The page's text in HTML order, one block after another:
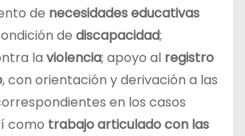
de necesidades educativas
de discapacidad;
la violencia; apoyo al registro
, con orientación y derivación a las
en los casos
como trabajo articulado con las